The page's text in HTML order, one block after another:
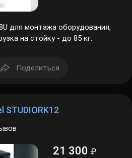
для монтажа оборудования,
на стойку - до 85 кг.
Поделиться
21 300₽